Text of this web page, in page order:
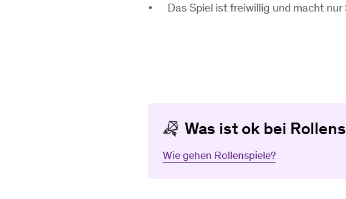
Das Spiel ist freiwillig und macht
Was ist ok bei
Wie gehen Rollenspiele?